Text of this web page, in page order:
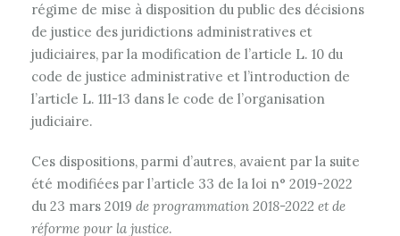
régime de mise à disposition du public des décisions
de justice des juridictions administratives et
judiciaires, par la modification de l’article L. 10 du
code de justice administrative et l’introduction de
l’article L. 111-13 dans le code de l’organisation
judiciaire.
Ces dispositions, parmi d’autres, avaient par la suite
été modifiées par l’article 33 de la loi n° 2019-2022
du 23 mars 2019 de programmation 2018-2022 et de
réforme pour la justice.